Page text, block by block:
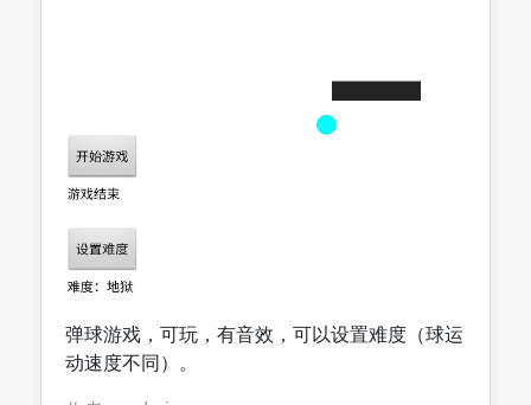
弹球游戏，可玩，有音效，可以设置难度（球运
动速度不同）。